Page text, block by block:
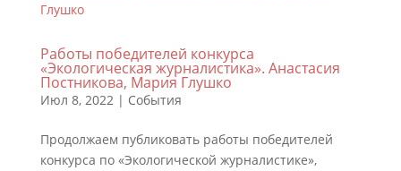
Работы победителей конкурса
«Экологическая журналистика». Анастасия
Постникова, Мария Глушко
Июл 8, 2022| События
Продолжаем публиковать работы победителей
конкурса по «Экологической журналистике»,